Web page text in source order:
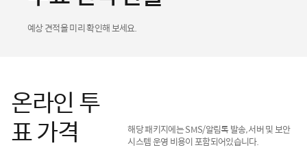
예상 견적을 미리 확인해 보세요.
온라인 투
표 가격
해당 패키지에는 SMS/알림톡 발송, 서버 및 보안
시스템 운영 비용이 포함되어있습니다.